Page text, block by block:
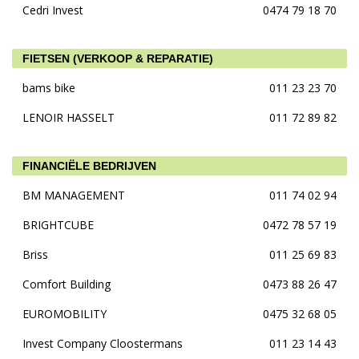
Cedri Invest 0474 79 18 70
FIETSEN (VERKOOP & REPARATIE)
bams bike
011 23 23 70
LENOIR HASSELT
011 72 89 82
FINANCIËLE BEDRIJVEN
BM MANAGEMENT
011 74 02 94
BRIGHTCUBE
0472 78 57 19
Briss
011 25 69 83
Comfort Building
0473 88 26 47
EUROMOBILITY
0475 32 68 05
Invest Company Cloostermans
011 23 14 43